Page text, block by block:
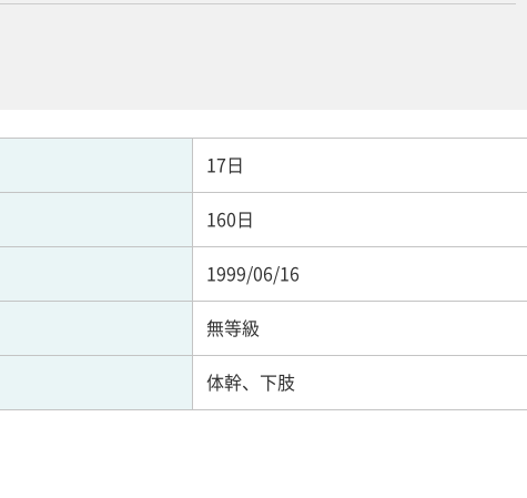
17日
160日
1999/06/16
無等級
体幹、下肢